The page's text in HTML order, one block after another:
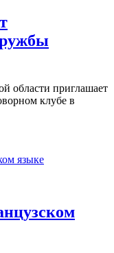
области приглашает
клубе в